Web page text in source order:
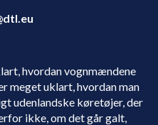
hvordan vognmændene
meget uklart, hvordan man
udenlandske køretøjer, der
ikke, om det går galt,